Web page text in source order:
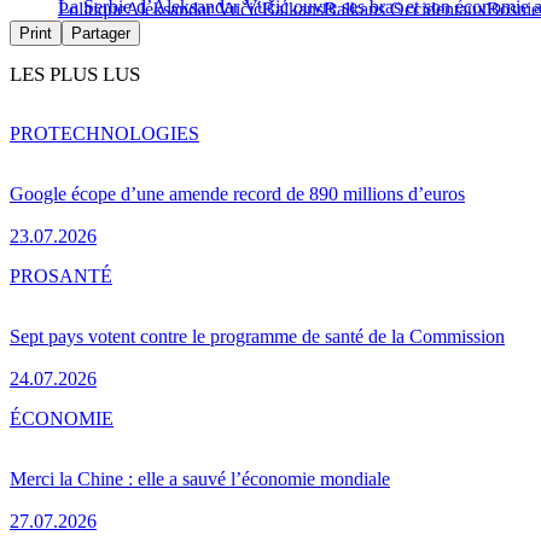
La Serbie d’Aleksandar Vučić ouvre ses bras et son économie
PolitiqueAleksandar VučićBalkansBalkans Occidentaux
Print Partager
LES PLUS LUS
Google écope d’une amende record de 890 millions d’euros
23.07.2026
PROTECHNOLOGIES
Sept pays votent contre le programme de santé de la Commission
24.07.2026
PROSANTÉ
Merci la Chine : elle a sauvé l’économie mondiale
27.07.2026
ÉCONOMIE